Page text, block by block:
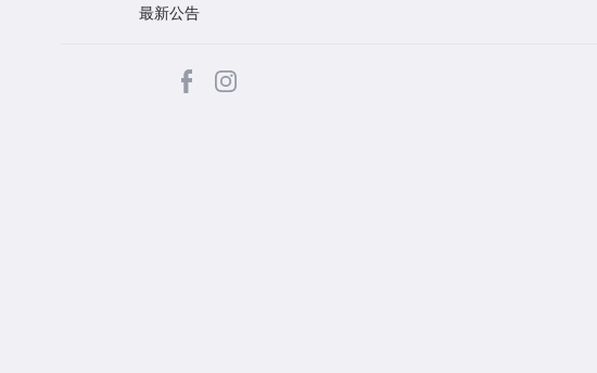
最新公告
facebook